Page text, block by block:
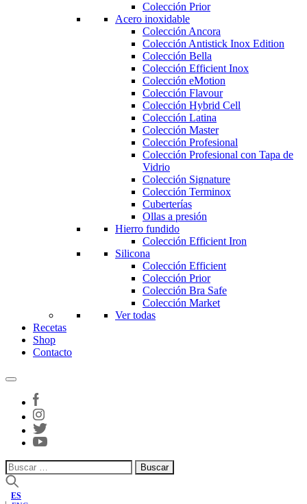
Colección Prior
Acero inoxidable
Colección Ancora
Colección Antistick Inox Edition
Colección Bella
Colección Efficient Inox
Colección eMotion
Colección Flavour
Colección Hybrid Cell
Colección Latina
Colección Master
Colección Profesional
Colección Profesional con Tapa de
Vidrio
Colección Signature
Colección Terminox
Cuberterías
Ollas a presión
Hierro fundido
Colección Efficient Iron
Silicona
Colección Efficient
Colección Prior
Colección Bra Safe
Colección Market
Ver todas
Recetas
Shop
Contacto
Buscar:
ES